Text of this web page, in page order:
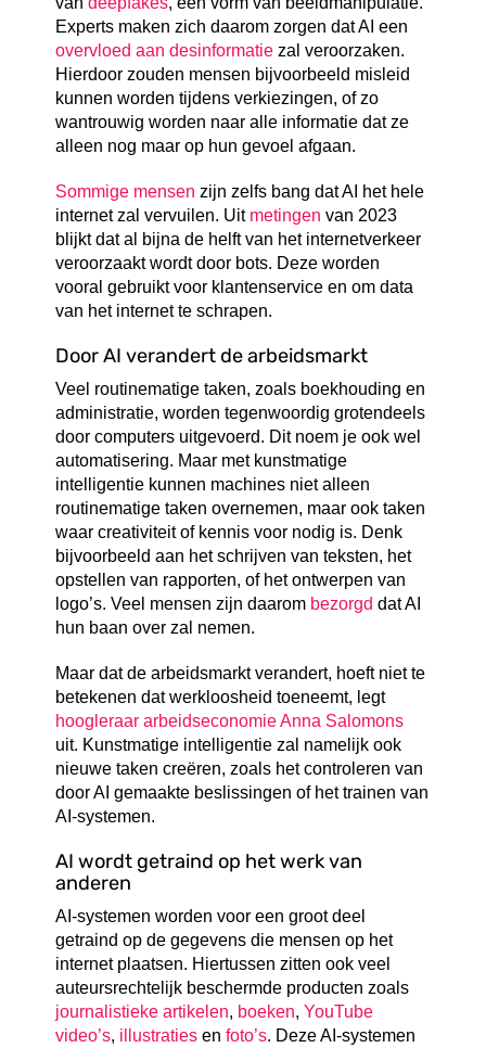
Experts maken zich daarom zorgen dat AI een
overvloed aan desinformatie zal veroorzaken.
Hierdoor zouden mensen bijvoorbeeld misleid
kunnen worden tijdens verkiezingen, of zo
wantrouwig worden naar alle informatie dat ze
alleen nog maar op hun gevoel afgaan.
Sommige mensen zijn zelfs bang dat AI het hele
internet zal vervuilen. Uit metingen van 2023
blijkt dat al bijna de helft van het internetverkeer
veroorzaakt wordt door bots. Deze worden
vooral gebruikt voor klantenservice en om data
van het internet te schrapen.
Door AI verandert de arbeidsmarkt
Veel routinematige taken, zoals boekhouding en
administratie, worden tegenwoordig grotendeels
door computers uitgevoerd. Dit noem je ook wel
automatisering. Maar met kunstmatige
intelligentie kunnen machines niet alleen
routinematige taken overnemen, maar ook taken
waar creativiteit of kennis voor nodig is. Denk
bijvoorbeeld aan het schrijven van teksten, het
opstellen van rapporten, of het ontwerpen van
logo’s. Veel mensen zijn daarom bezorgd dat AI
hun baan over zal nemen.
Maar dat de arbeidsmarkt verandert, hoeft niet te
betekenen dat werkloosheid toeneemt, legt
hoogleraar arbeidseconomie Anna Salomons
uit. Kunstmatige intelligentie zal namelijk ook
nieuwe taken creëren, zoals het controleren van
door AI gemaakte beslissingen of het trainen van
AI-systemen.
AI wordt getraind op het werk van
anderen
AI-systemen worden voor een groot deel
getraind op de gegevens die mensen op het
internet plaatsen. Hiertussen zitten ook veel
auteursrechtelijk beschermde producten zoals
journalistieke artikelen, boeken,YouTube
video’s, illustraties enfoto’s. Deze AI-systemen